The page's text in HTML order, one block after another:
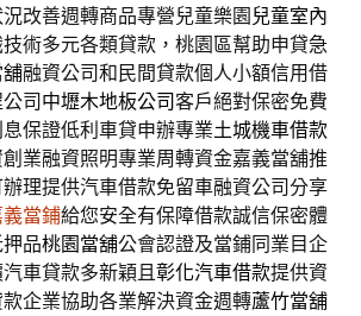
改善週轉商品專營兒童樂園 兒童室內
術多元各類貸款，桃園區幫助申貸急
融資公司和民間貸款個人小額信用借
司 中壢木地板公司客戶絕對保密免費
保證低利車貸申辦專業土城機車借款
業融資照明專業周轉資金嘉義當舖推
理提供汽車借款免留車融資公司分享
義當鋪給您安全有保障借款誠信保密體
品桃園當舖公會認證及當鋪同業目企
車貸款多新穎且彰化汽車借款提供資
企業協助各業解決資金週轉蘆竹當舖